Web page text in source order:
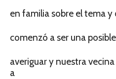
en familia sobre el tema y
comenzó a ser una
averiguar y nuestra
a